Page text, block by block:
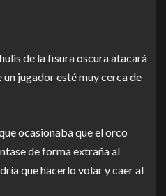
de la fisura oscura atacará
jugador esté muy cerca de
ocasionaba que el orco
de forma extraña al
que hacerlo volar y caer al